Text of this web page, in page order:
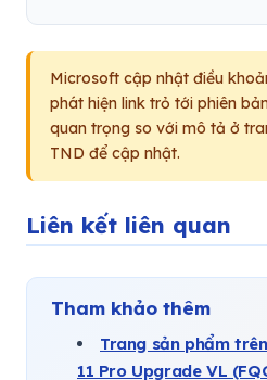
Microsoft cập nhật điều
phát hiện link trỏ tới phiên
quan trọng so với mô tả ở
TND để cập nhật.
Liên kết liên quan
Tham khảo thêm
Trang sản phẩm
11 Pro Upgrade VL